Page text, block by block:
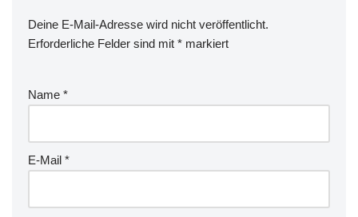
Deine E-Mail-Adresse wird nicht veröffentlicht.
Erforderliche Felder sind mit * markiert
Name *
E-Mail *